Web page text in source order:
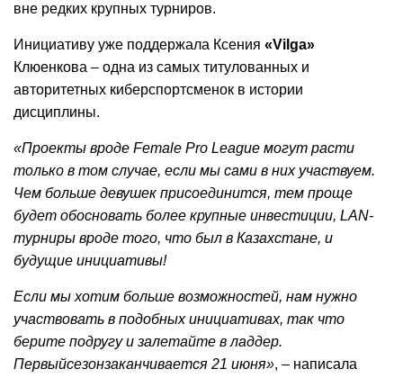
вне редких крупных турниров.
Инициативу уже поддержала Ксения «Vilga»
Клюенкова – одна из самых титулованных и
авторитетных киберспортсменок в истории
дисциплины.
«Проекты вроде Female Pro League могут расти
только в том случае, если мы сами в них участвуем.
Чем больше девушек присоединится, тем проще
будет обосновать более крупные инвестиции, LAN-
турниры вроде того, что был в Казахстане, и
будущие инициативы!
Если мы хотим больше возможностей, нам нужно
участвовать в подобных инициативах, так что
берите подругу и залетайте в ладдер.
Первыйсезонзаканчивается 21 июня», – написала